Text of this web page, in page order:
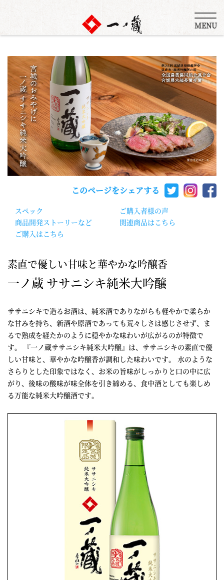
MENU
このページをシェアする
スペック
商品開発ストーリーなど
ご購入はこちら
ご購入者様の声
関連商品はこちら
素直で優しい甘味と華やかな吟醸香
一ノ蔵 ササニシキ純米大吟醸
ササニシキで造るお酒は、純米酒でありながらも軽やかで柔らか
な甘みを持ち、新酒や原酒であっても荒々しさは感じさせず、ま
るで熟成を経たかのように穏やかな味わいが広がるのが特徴で
す。 『一ノ蔵ササニシキ純米大吟醸』は、ササニシキの素直で優
しい甘味と、華やかな吟醸香が調和した味わいです。 水のような
さらりとした印象ではなく、お米の旨味がしっかりと口の中に広
がり、後味の酸味が味全体を引き締める、食中酒としても楽しめ
る万能な純米大吟醸酒です。